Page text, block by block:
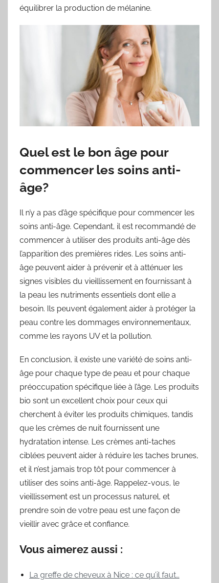
équilibrer la production de mélanine.
Quel est le bon âge pour
commencer les soins anti-
âge?
Il n’y a pas d’âge spécifique pour commencer les
soins anti-âge. Cependant, il est recommandé de
commencer à utiliser des produits anti-âge dès
l’apparition des premières rides. Les soins anti-
âge peuvent aider à prévenir et à atténuer les
signes visibles du vieillissement en fournissant à
la peau les nutriments essentiels dont elle a
besoin. Ils peuvent également aider à protéger la
peau contre les dommages environnementaux,
comme les rayons UV et la pollution.
En conclusion, il existe une variété de soins anti-
âge pour chaque type de peau et pour chaque
préoccupation spécifique liée à l’âge. Les produits
bio sont un excellent choix pour ceux qui
cherchent à éviter les produits chimiques, tandis
que les crèmes de nuit fournissent une
hydratation intense. Les crèmes anti-taches
ciblées peuvent aider à réduire les taches brunes,
et il n’est jamais trop tôt pour commencer à
utiliser des soins anti-âge. Rappelez-vous, le
vieillissement est un processus naturel, et
prendre soin de votre peau est une façon de
vieillir avec grâce et confiance.
Vous aimerez aussi :
La greffe de cheveux à Nice : ce qu’il faut…